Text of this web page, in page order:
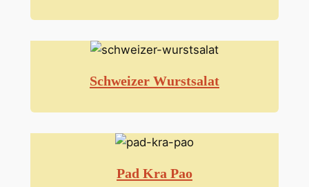
Schweizer Wurstsalat
Pad Kra Pao